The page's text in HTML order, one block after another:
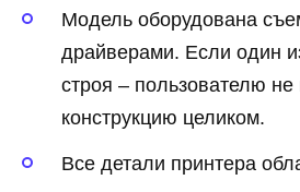
Модель оборудована
драйверами. Если один
строя – пользователю не
конструкцию целиком.
Все детали принтера